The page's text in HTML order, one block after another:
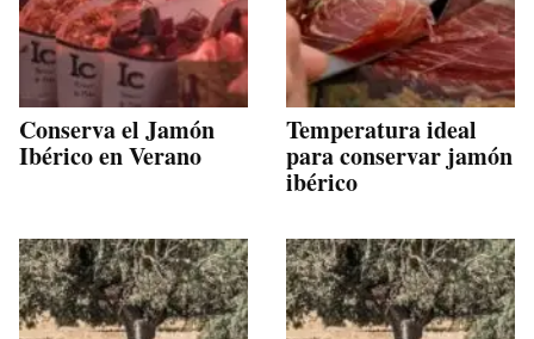
Conserva el Jamón
Ibérico en Verano
Temperatura ideal
para conservar jamón
ibérico